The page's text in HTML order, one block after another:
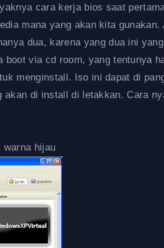
cara kerja bios saat
mana yang akan kita gunakan.
dua, karena yang dua ini yang
boot via cd room, yang tentunya
menginstall. Iso ini dapat di
akan di install di letakkan. Cara
warna hijau